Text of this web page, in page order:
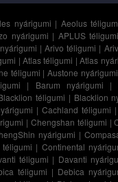
nyárigumi | Aeolus
nyárigumi | APLUS téligumi
|Arivo téligumi |
| Atlas téligumi |Atlas
téligumi |Austone nyárigumi
| Barum nyárigumi |
téligumi | Blacklion
| Cachland téligumi |
| Chengshan téligumi |
nyárigumi |
| Continental
téligumi | Davanti
téligumi | Debica